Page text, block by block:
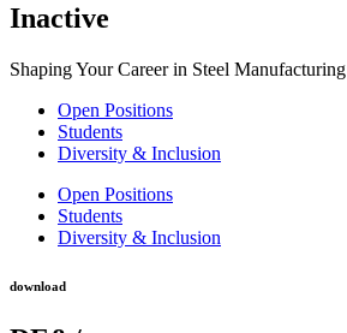
Inactive
Shaping Your Career in Steel Manufacturing
Open Positions
Students
Diversity & Inclusion
Open Positions
Students
Diversity & Inclusion
download